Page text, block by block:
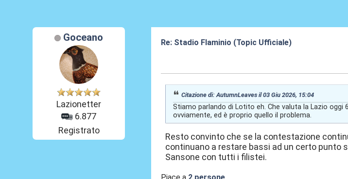
Goceano
Lazionetter
6.877
Registrato
Re: Stadio Flaminio (Topic Ufficiale)
Citazione di: AutumnLeaves il 03 Giu 2026, 15:04
Stiamo parlando di Lotito eh. Che valuta la Lazio
ovviamente, ed è proprio quello il problema.
Resto convinto che se la contestazione
continuano a restare bassi ad un certo punto
Sansone con tutti i filistei.